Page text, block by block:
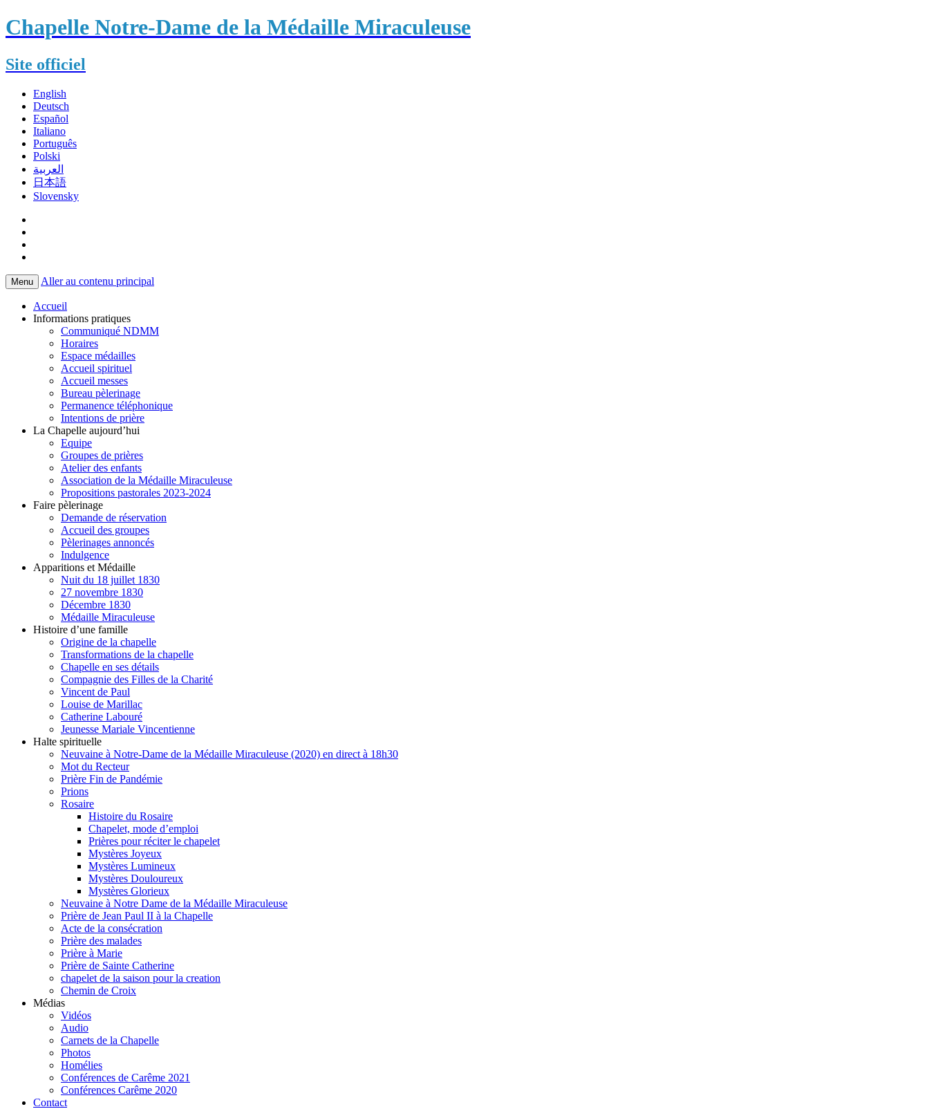
Chapelle Notre-Dame de la Médaille Miraculeuse
Site officiel
English
Deutsch
Español
Italiano
Português
Polski
العربية
日本語
Slovensky
Menu Aller au contenu principal
Accueil
Informations pratiques
Communiqué NDMM
Horaires
Espace médailles
Accueil spirituel
Accueil messes
Bureau pèlerinage
Permanence téléphonique
Intentions de prière
La Chapelle aujourd’hui
Equipe
Groupes de prières
Atelier des enfants
Association de la Médaille Miraculeuse
Propositions pastorales 2023-2024
Faire pèlerinage
Demande de réservation
Accueil des groupes
Pèlerinages annoncés
Indulgence
Apparitions et Médaille
Nuit du 18 juillet 1830
27 novembre 1830
Décembre 1830
Médaille Miraculeuse
Histoire d’une famille
Origine de la chapelle
Transformations de la chapelle
Chapelle en ses détails
Compagnie des Filles de la Charité
Vincent de Paul
Louise de Marillac
Catherine Labouré
Jeunesse Mariale Vincentienne
Halte spirituelle
Neuvaine à Notre-Dame de la Médaille Miraculeuse (2020) en direct à 18h30
Mot du Recteur
Prière Fin de Pandémie
Prions
Rosaire
Histoire du Rosaire
Chapelet, mode d’emploi
Prières pour réciter le chapelet
Mystères Joyeux
Mystères Lumineux
Mystères Douloureux
Mystères Glorieux
Neuvaine à Notre Dame de la Médaille Miraculeuse
Prière de Jean Paul II à la Chapelle
Acte de la consécration
Prière des malades
Prière à Marie
Prière de Sainte Catherine
chapelet de la saison pour la creation
Chemin de Croix
Médias
Vidéos
Audio
Carnets de la Chapelle
Photos
Homélies
Conférences de Carême 2021
Conférences Carême 2020
Contact